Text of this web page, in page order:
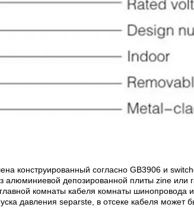
конструированный согласно GB3906 и
алюминиевой депозированной плиты zine
комнаты кабеля комнаты
давления separste, в отсеке кабеля может